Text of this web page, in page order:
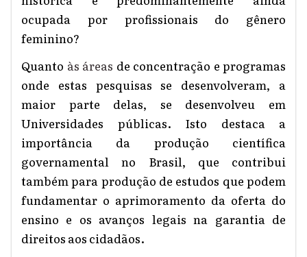
ocupada por profissionais do gênero
feminino?
Quanto às áreas de concentração e programas
onde estas pesquisas se desenvolveram, a
maior parte delas, se desenvolveu em
Universidades públicas. Isto destaca a
importância da produção científica
governamental no Brasil, que contribui
também para produção de estudos que podem
fundamentar o aprimoramento da oferta do
ensino e os avanços legais na garantia de
direitos aos cidadãos.